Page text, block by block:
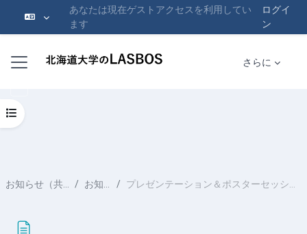
あなたは現在ゲストアクセスを利用してい
ます
ログイ
ン
サイドパネル さらに
お知らせ（共創の場加速・充実化） お知らせ（共通） プレゼンテーション＆ポスターセッションで展示を行います（2024.9.29@水産科学未来人材育成館）
コースインデックスを開く